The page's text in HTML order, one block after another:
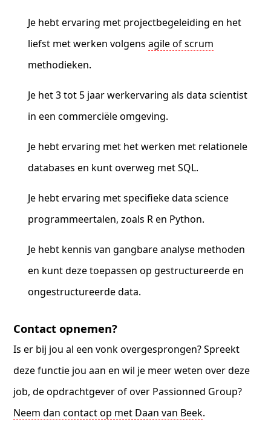
Je hebt ervaring met projectbegeleiding en het
liefst met werken volgensagile of scrum
methodieken.
Je het 3 tot 5 jaar werkervaring als data scientist
in een commerciële omgeving.
Je hebt ervaring met het werken met relationele
databases en kunt overweg met SQL.
Je hebt ervaring met specifieke data science
programmeertalen, zoals R en Python.
Je hebt kennis van gangbare analyse methoden
en kunt deze toepassen op gestructureerde en
ongestructureerde data.
Contact opnemen?
Is er bij jou al een vonk overgesprongen? Spreekt
deze functie jou aan en wil je meer weten over deze
job, de opdrachtgever of over Passionned Group?
Neem dan contact op met Daan van Beek.